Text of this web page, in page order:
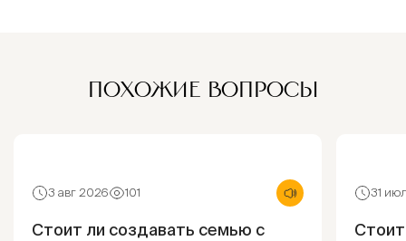
ПОХОЖИЕ ВОПРОСЫ
3 авг 2026 101
Стоит ли создавать семью с
31